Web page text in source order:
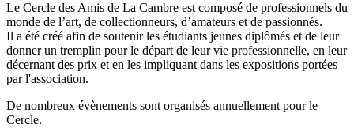
Le Cercle des Amis de La Cambre est composé de professionnels du
monde de l’art, de collectionneurs, d’amateurs et de passionnés.
Il a été créé afin de soutenir les étudiants jeunes diplômés et de leur
donner un tremplin pour le départ de leur vie professionnelle, en leur
décernant des prix et en les impliquant dans les expositions portées
par l'association.
De nombreux évènements sont organisés annuellement pour le
Cercle.